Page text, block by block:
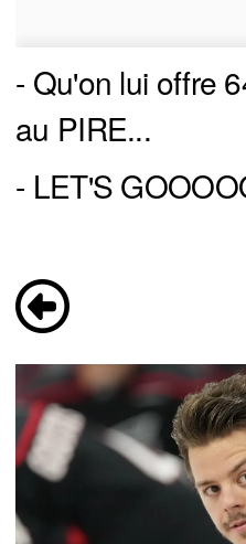
- Qu'on lui offre
au PIRE...
- LET'S